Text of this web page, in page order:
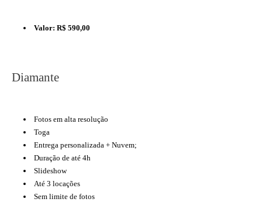
Valor: R$ 590,00
Diamante
Fotos em alta resolução
Toga
Entrega personalizada + Nuvem;
Duração de até 4h
Slideshow
Até 3 locações
Sem limite de fotos